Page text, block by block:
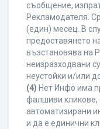
съобщение,
Рекламодателя.
(един) месец. В
предоставянето
възстановява на
неизразходвани
неустойки и/или
(4) Нет Инфо има
фалшиви кликове,
автоматизирани
и да е единични